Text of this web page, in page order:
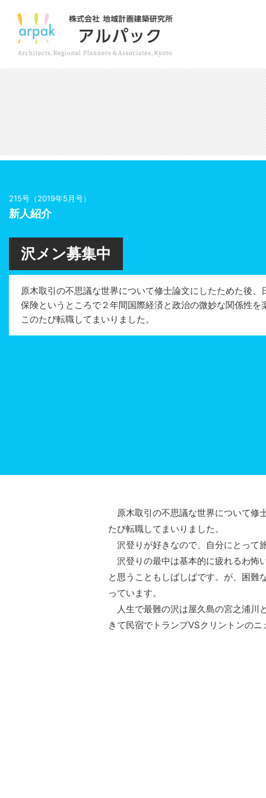
215号（2019年5月号）
新人紹介
沢メン募集中
原木取引の不思議な世界について修士論文にしたためた後、
保険というところで２年間国際経済と政治の微妙な関係性を
このたび転職してまいりました。
原木取引の不思議な世界について修
たび転職してまいりました。
沢登りが好きなので、自分にとって
沢登りの最中は基本的に疲れるわ怖
と思うこともしばしばです。が、困難
っています。
人生で最難の沢は屋久島の宮之浦川
きて民宿でトランプVSクリントンの